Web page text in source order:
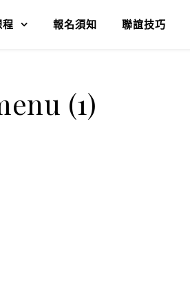
報名須知 聯誼技巧
(1)